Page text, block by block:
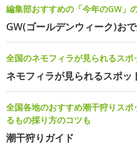
編集部おすすめの「今年のGW」
GW(ゴールデンウィーク)お
全国のネモフィラが見られるス
ネモフィラが見られるスポッ
全国各地のおすすめ潮干狩りス
るもの採り方のコツも
潮干狩りガイド